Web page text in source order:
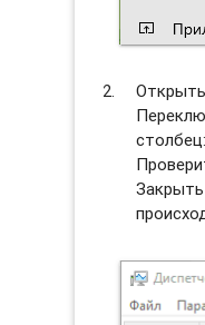
столбец: